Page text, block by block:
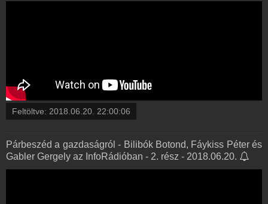
Feltöltve: 2018.06.20. 22:00:06
Párbeszéd a gazdaságról - Bilibók Botond, Fáykiss Péter és
Gabler Gergely az InfoRádióban - 2. rész - 2018.06.20.